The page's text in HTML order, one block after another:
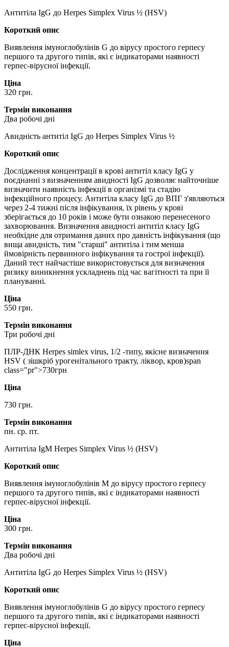
Антитіла IgG до Herpes Simplex Virus ½ (HSV)
Короткий опис
Виявлення імуноглобулінів G до вірусу простого герпесу
першого та другого типів, які є індикаторами наявності
герпес-вірусної інфекції.
Ціна
320 грн.
Термін виконання
Два робочі дні
Авидність антитіл IgG до Herpes Simplex Virus ½
Короткий опис
Дослідження концентрації в крові антитіл класу IgG у
поєднанні з визначенням авидності IgG дозволяє найточніше
визначити наявність інфекції в організмі та стадію
інфекційного процесу. Антитіла класу IgG до ВПГ з'являються
через 2-4 тижні після інфікування, їх рівень у крові
зберігається до 10 років і може бути ознакою перенесеного
захворювання. Визначення авидності антитіл класу IgG
необхідне для отримання даних про давність інфікування (що
вища авидність, тим "старші" антитіла і тим менша
ймовірність первинного інфікування та гострої інфекції).
Даний тест найчастіше використовується для визначення
ризику виникнення ускладнень під час вагітності та при її
плануванні.
Ціна
550 грн.
Термін виконання
Три робочі дні
ПЛР-ДНК Herpes simlex virus, 1/2 -типу, якісне визначення
HSV ( зішкріб урогенітального тракту, ліквор, кров)span
class="pr">730грн
Ціна
730 грн.
Термін виконання
пн. ср. пт.
Антитіла IgМ Herpes Simplex Virus ½ (HSV)
Короткий опис
Виявлення імуноглобулінів M до вірусу простого герпесу
першого та другого типів, які є індикаторами наявності
герпес-вірусної інфекції.
Ціна
300 грн.
Термін виконання
Два робочі дні
Антитіла IgG до Herpes Simplex Virus ½ (HSV)
Короткий опис
Виявлення імуноглобулінів G до вірусу простого герпесу
першого та другого типів, які є індикаторами наявності
герпес-вірусної інфекції.
Ціна